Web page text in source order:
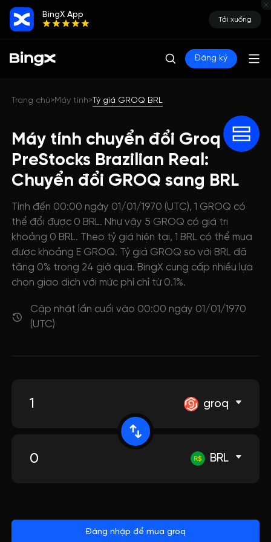
BingX App
Tải xuống
Đăng ký
Trang chủ>Máy tính>Tỷ giá GROQ BRL
Máy tính chuyển đổi Groq
PreStocks Brazilian Real:
Chuyển đổi GROQ sang BRL
Tính đến 00:00 ngày 01/01/1970 (UTC), 1 GROQ có
thể đổi được 0 BRL. Như vậy 5 GROQ có giá trị
khoảng 0 BRL. Theo tỷ giá hiện tại, 1 BRL có thể mua
được khoảng E GROQ. Tỷ giá GROQ so với BRL đã
tăng 0% trong 24 giờ qua. BingX cung cấp nhiều lựa
chọn giao dịch với mức phí chỉ từ 0.1%.
Cập nhật lần cuối vào 00:00 ngày 01/01/1970
(UTC)
groq
BRL
Đăng nhập để mua groq